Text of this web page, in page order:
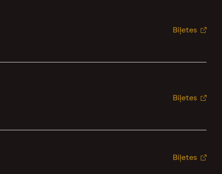
Biļetes
Biļetes
Biļetes